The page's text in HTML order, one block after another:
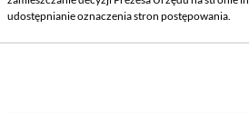
udostępnianie oznaczenia stron postępowania.